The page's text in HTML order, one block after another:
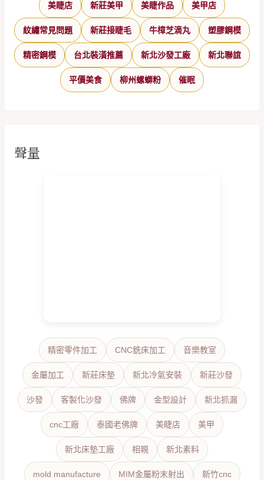
美睫店 新莊美甲 美睫作品 美甲店
紋繡常見問題 新莊接睫毛 牛樟芝滴丸 塑膠鋼模
精密鋼模 台北裝潢推薦 新北沙發工廠 新北聯誼
平價美食 柳州螺螄粉 催眠
聲量
精密零件加工 CNC銑床加工 音樂教室
金屬加工 新莊床墊 新北冷氣安裝 新莊沙發
沙發 客製化沙發 佛牌 金型設計 新北抓漏
cnc工廠 泰國老佛牌 美睫店 美甲
新北床墊工廠 相親 新北素料
mold manufacture MIM金屬粉末射出 新竹cnc